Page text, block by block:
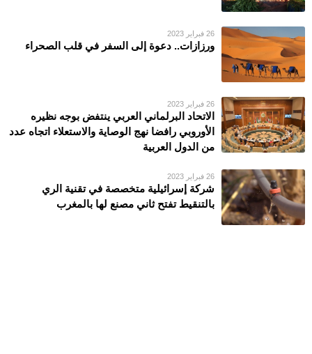
26 فبراير 2023
ورزازات.. دعوة إلى السفر في قلب الصحراء
26 فبراير 2023
الاتحاد البرلماني العربي ينتفض بوجه نظيره
الأوروبي رافضا نهج الوصاية والاستعلاء اتجاه عدد
من الدول العربية
26 فبراير 2023
شركة إسرائيلية متخصصة في تقنية الري
بالتنقيط تفتح ثاني مصنع لها بالمغرب